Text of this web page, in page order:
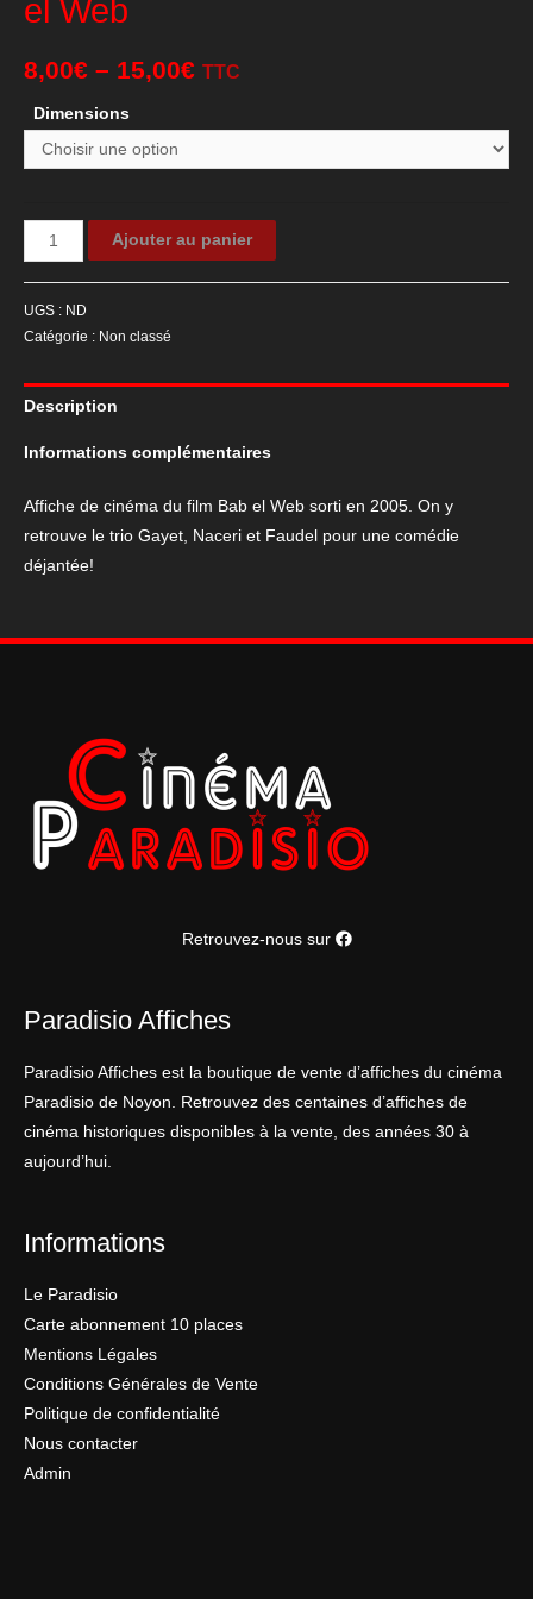
el Web
8,00€ – 15,00€ TTC
Dimensions
quantité
de
du
film
Bab
Web
Ajouter au panier
UGS : ND
Catégorie : Non classé
Description
Informations complémentaires
Affiche de cinéma du film Bab el Web sorti en 2005. On y
retrouve le trio Gayet, Naceri et Faudel pour une comédie
déjantée!
Retrouvez-nous sur
Paradisio Affiches
Paradisio Affiches est la boutique de vente d’affiches du cinéma
Paradisio de Noyon. Retrouvez des centaines d’affiches de
cinéma historiques disponibles à la vente, des années 30 à
aujourd’hui.
Informations
Le Paradisio
Carte abonnement 10 places
Mentions Légales
Conditions Générales de Vente
Politique de confidentialité
Nous contacter
Admin